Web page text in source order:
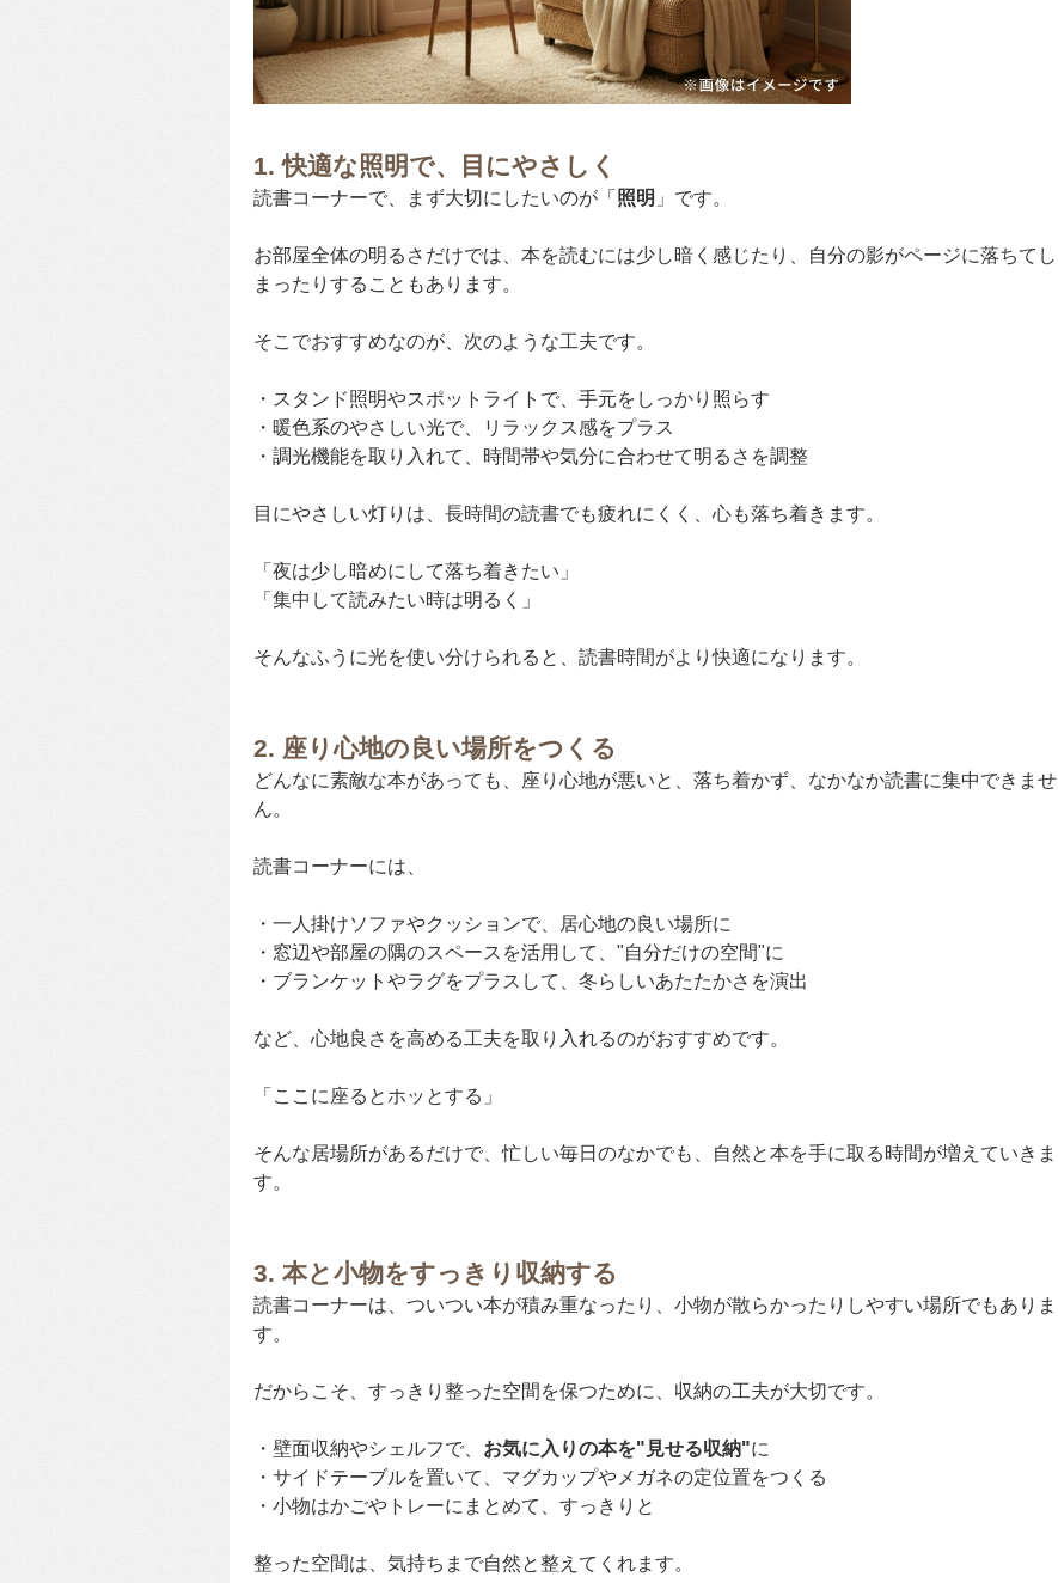
1. 快適な照明で、目にやさしく
読書コーナーで、まず大切にしたいのが「 照明 」です。
お部屋全体の明るさだけでは、本を読むには少し暗く感じたり、自分の影がページに落ちてし
まったりすることもあります。
そこでおすすめなのが、次のような工夫です。
・スタンド照明やスポットライトで、手元をしっかり照らす
・暖色系のやさしい光で、リラックス感をプラス
・調光機能を取り入れて、時間帯や気分に合わせて明るさを調整
目にやさしい灯りは、長時間の読書でも疲れにくく、心も落ち着きます。
「夜は少し暗めにして落ち着きたい」
「集中して読みたい時は明るく」
そんなふうに光を使い分けられると、読書時間がより快適になります。
2. 座り心地の良い場所をつくる
どんなに素敵な本があっても、座り心地が悪いと、落ち着かず、なかなか読書に集中できませ
ん。
読書コーナーには、
・一人掛けソファやクッションで、居心地の良い場所に
・窓辺や部屋の隅のスペースを活用して、"自分だけの空間"に
・ブランケットやラグをプラスして、冬らしいあたたかさを演出
など、心地良さを高める工夫を取り入れるのがおすすめです。
「ここに座るとホッとする」
そんな居場所があるだけで、忙しい毎日のなかでも、自然と本を手に取る時間が増えていきま
す。
3. 本と小物をすっきり収納する
読書コーナーは、ついつい本が積み重なったり、小物が散らかったりしやすい場所でもありま
す。
だからこそ、すっきり整った空間を保つために、収納の工夫が大切です。
・壁面収納やシェルフで、 お気に入りの本を"見せる収納"に
・サイドテーブルを置いて、マグカップやメガネの定位置をつくる
・小物はかごやトレーにまとめて、すっきりと
整った空間は、気持ちまで自然と整えてくれます。